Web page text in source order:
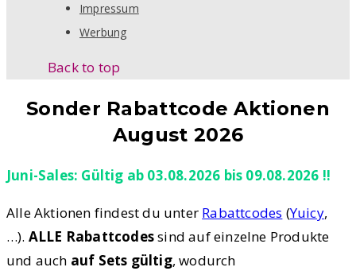
Impressum
Werbung
Back to top
Sonder Rabattcode Aktionen
August 2026
Juni-Sales: Gültig ab 03.08.2026 bis 09.08.2026 !!
Alle Aktionen findest du unter Rabattcodes (Yuicy,
…). ALLE Rabattcodessind auf einzelne Produkte
und auch auf Sets gültig, wodurch